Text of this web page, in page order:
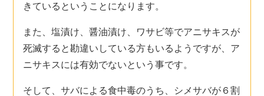
きているということになります。
また、塩漬け、醤油漬け、ワサビ等でアニサキスが
死滅すると勘違いしている方もいるようですが、ア
ニサキスには有効でないという事です。
そして、サバによる食中毒のうち、シメサバが６割